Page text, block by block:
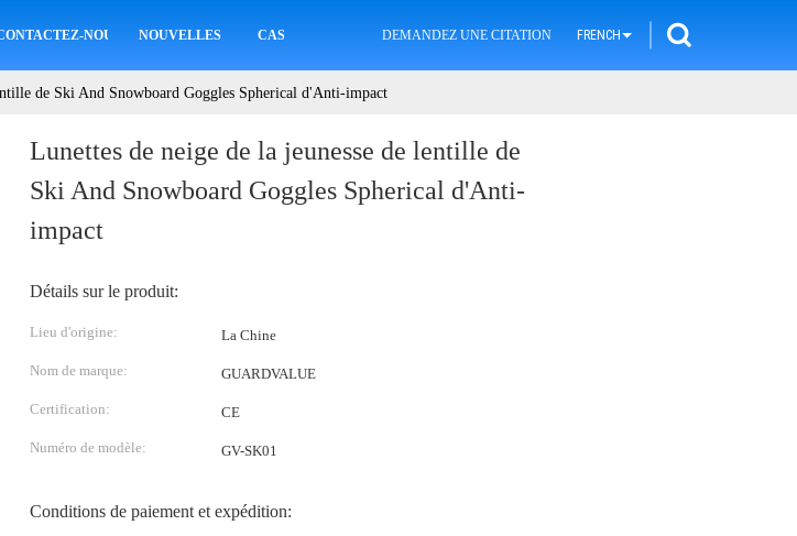
NOUS NOUVELLES CAS DEMANDEZ UNE CITATION FRENCH
de Ski And Snowboard Goggles Spherical d'Anti-impact
Lunettes de neige de la jeunesse de lentille de
Ski And Snowboard Goggles Spherical d'Anti-
impact
Détails sur le produit:
Lieu d'origine: La Chine
Nom de marque: GUARDVALUE
Certification: CE
Numéro de modèle: GV-SK01
Conditions de paiement et expédition: